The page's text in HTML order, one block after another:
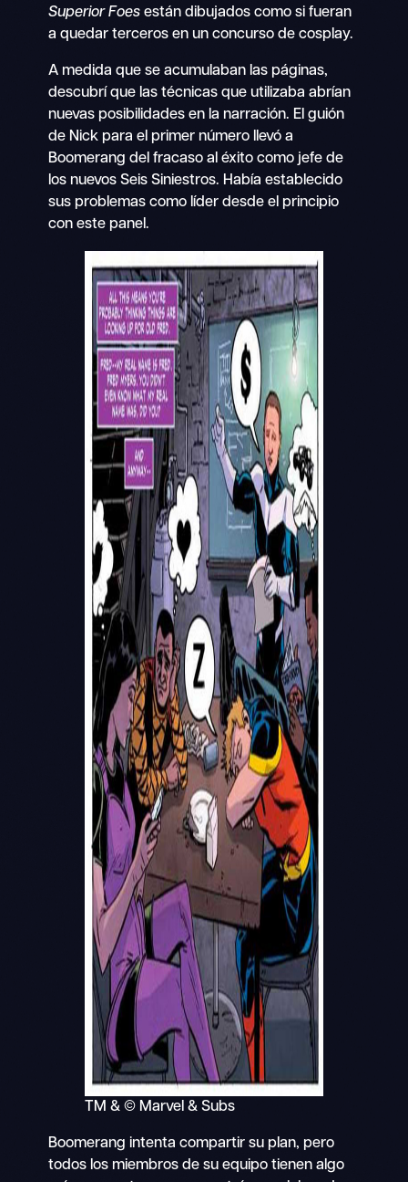
Superior Foesestán dibujados como si fueran
a quedar terceros en un concurso de cosplay.
A medida que se acumulaban las páginas,
descubrí que las técnicas que utilizaba abrían
nuevas posibilidades en la narración. El guión
de Nick para el primer número llevó a
Boomerang del fracaso al éxito como jefe de
los nuevos Seis Siniestros. Había establecido
sus problemas como líder desde el principio
con este panel.
TM & © Marvel & Subs
Boomerang intenta compartir su plan, pero
todos los miembros de su equipo tienen algo